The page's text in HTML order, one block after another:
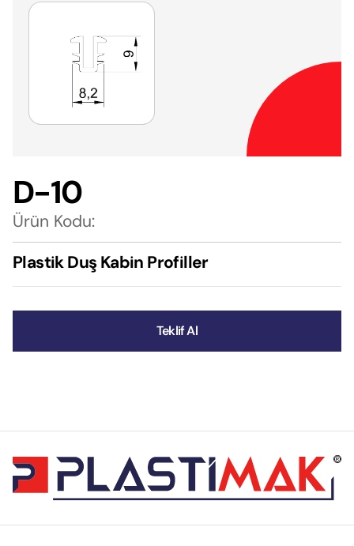
D-10
Ürün Kodu:
Plastik Duş Kabin Profiller
Teklif Al